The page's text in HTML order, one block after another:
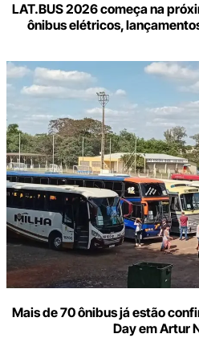
LAT.BUS 2026 começa na
ônibus elétricos,
Mais de 70 ônibus já estão
Day em Artur